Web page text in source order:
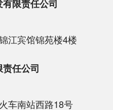
限责任公司
江宾馆锦苑楼4楼
任公司
车南站西路18号